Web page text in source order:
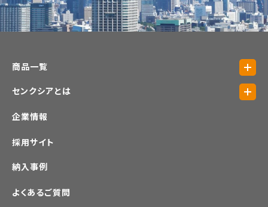
商品一覧
センクシアとは
企業情報
採用サイト
納入事例
よくあるご質問